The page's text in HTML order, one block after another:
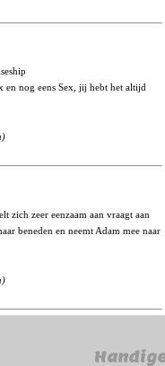
en nog eens Sex, jij hebt het altijd
zich zeer eenzaam aan vraagt aan
beneden en neemt Adam mee naar